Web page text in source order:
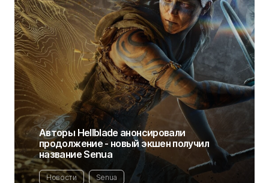
Авторы Hellblade анонсировали
продолжение - новый экшен получил
название Senua
Новости Senua